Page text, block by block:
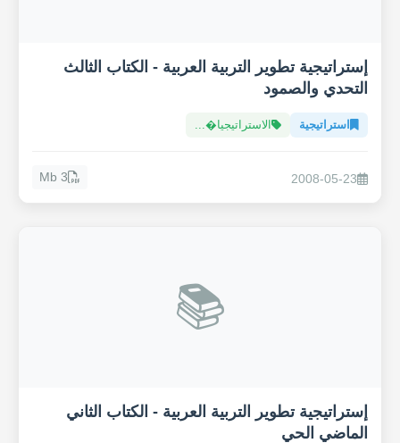
إستراتيجية تطوير التربية العربية - الكتاب الثالث
التحدي والصمود
استراتيجية الاستراتيجيا�...
2008-05-23
3 Mb
📚
إستراتيجية تطوير التربية العربية - الكتاب الثاني
الماضي الحي